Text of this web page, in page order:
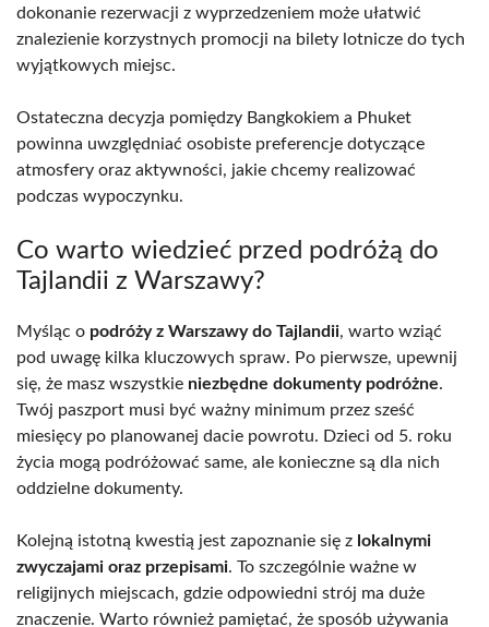
dokonanie rezerwacji z wyprzedzeniem może ułatwić
znalezienie korzystnych promocji na bilety lotnicze do tych
wyjątkowych miejsc.
Ostateczna decyzja pomiędzy Bangkokiem a Phuket
powinna uwzględniać osobiste preferencje dotyczące
atmosfery oraz aktywności, jakie chcemy realizować
podczas wypoczynku.
Co warto wiedzieć przed podróżą do
Tajlandii z Warszawy?
Myśląc o podróży z Warszawy do Tajlandii, warto wziąć
pod uwagę kilka kluczowych spraw. Po pierwsze, upewnij
się, że masz wszystkie niezbędne dokumenty podróżne.
Twój paszport musi być ważny minimum przez sześć
miesięcy po planowanej dacie powrotu. Dzieci od 5. roku
życia mogą podróżować same, ale konieczne są dla nich
oddzielne dokumenty.
Kolejną istotną kwestią jest zapoznanie się z lokalnymi
zwyczajami oraz przepisami. To szczególnie ważne w
religijnych miejscach, gdzie odpowiedni strój ma duże
znaczenie. Warto również pamiętać, że sposób używania